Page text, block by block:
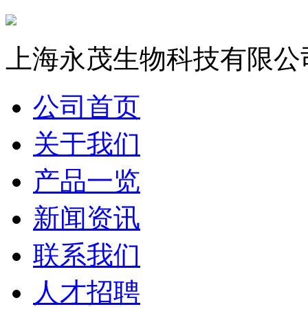
上海永茂生物科技有限
公司首页
关于我们
产品一览
新闻资讯
联系我们
人才招聘